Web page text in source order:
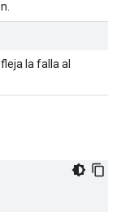
la falla al